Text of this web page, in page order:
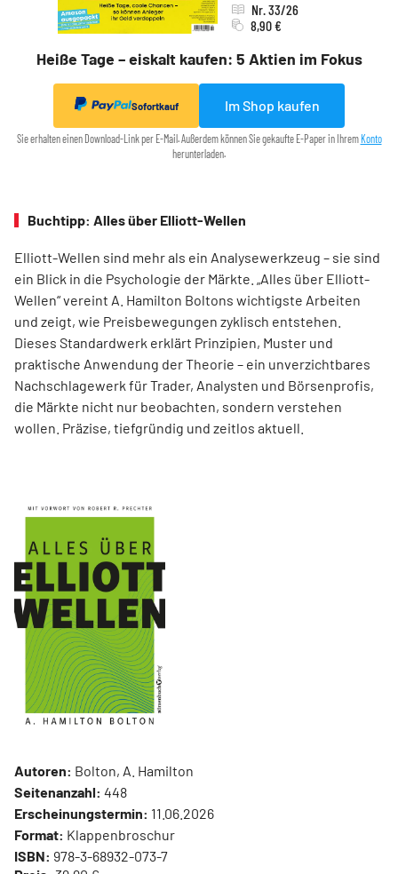
Heiße Tage – eiskalt kaufen: 5 Aktien im Fokus
Nr. 33/26
8,90 €
Sofortkauf Im Shop kaufen
Sie erhalten einen Download-Link per E-Mail. Außerdem können Sie gekaufte E-Paper in Ihrem Konto
herunterladen.
Buchtipp: Alles über Elliott-Wellen
Elliott-Wellen sind mehr als ein Analysewerkzeug – sie sind
ein Blick in die Psychologie der Märkte. „Alles über Elliott-
Wellen“ vereint A. Hamilton Boltons wichtigste Arbeiten
und zeigt, wie Preisbewegungen zyklisch entstehen.
Dieses Standardwerk erklärt Prinzipien, Muster und
praktische Anwendung der Theorie – ein unverzichtbares
Nachschlagewerk für Trader, Analysten und Börsenprofis,
die Märkte nicht nur beobachten, sondern verstehen
wollen. Präzise, tiefgründig und zeitlos aktuell.
Autoren: Bolton, A. Hamilton
Seitenanzahl: 448
Erscheinungstermin: 11.06.2026
Format: Klappenbroschur
ISBN: 978-3-68932-073-7